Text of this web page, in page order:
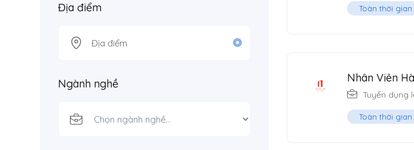
Địa điểm
Ngành nghề
Toàn thời gian
Nhân Viên
Tuyển dụng
Toàn thời gian